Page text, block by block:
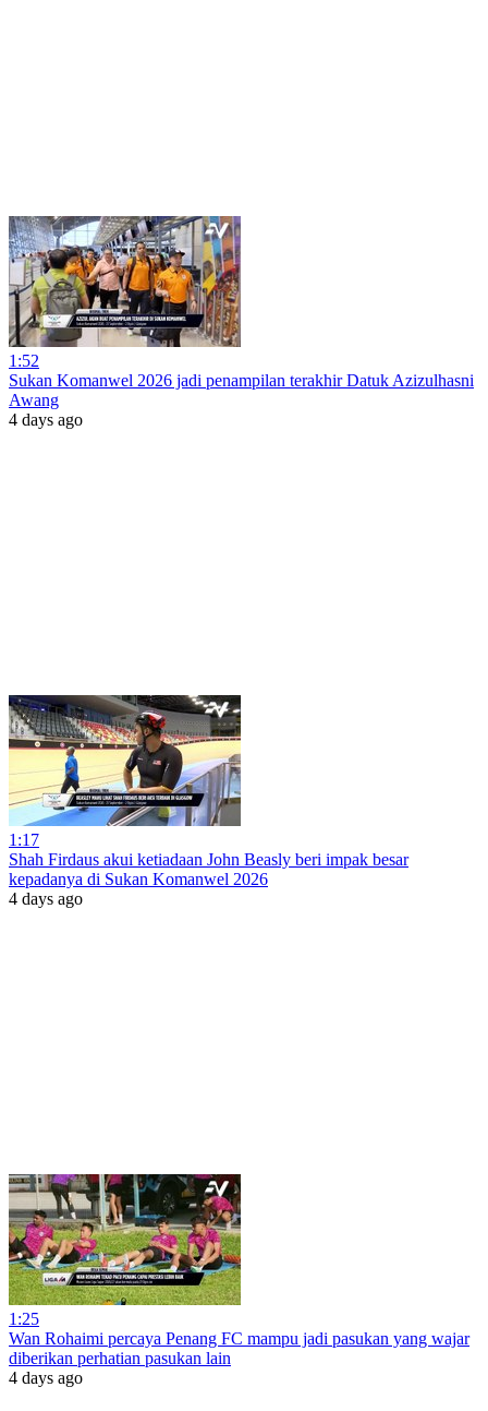
1:52
Sukan Komanwel 2026 jadi penampilan terakhir Datuk Azizulhasni
Awang
4 days ago
1:17
Shah Firdaus akui ketiadaan John Beasly beri impak besar
kepadanya di Sukan Komanwel 2026
4 days ago
1:25
Wan Rohaimi percaya Penang FC mampu jadi pasukan yang wajar
diberikan perhatian pasukan lain
4 days ago